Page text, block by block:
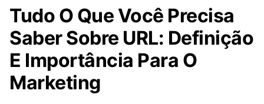
Tudo O Que Você Precisa
Saber Sobre URL: Definição
E Importância Para O
Marketing